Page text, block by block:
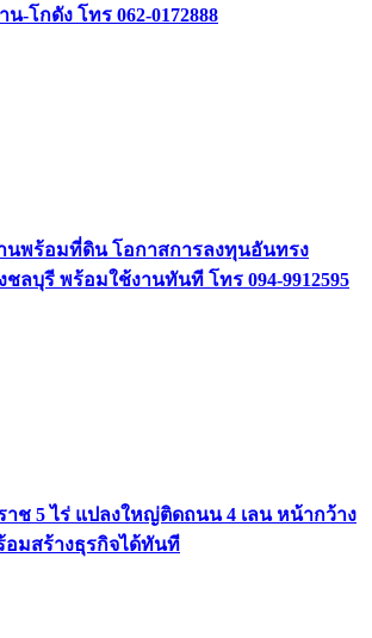
-โกดัง โทร 062-0172888
นพร้อมที่ดิน โอกาสการลงทุนอันทรง
ลบุรี พร้อมใช้งานทันที โทร 094-9912595
ช 5 ไร่ แปลงใหญ่ติดถนน 4 เลน หน้ากว้าง
อมสร้างธุรกิจได้ทันที